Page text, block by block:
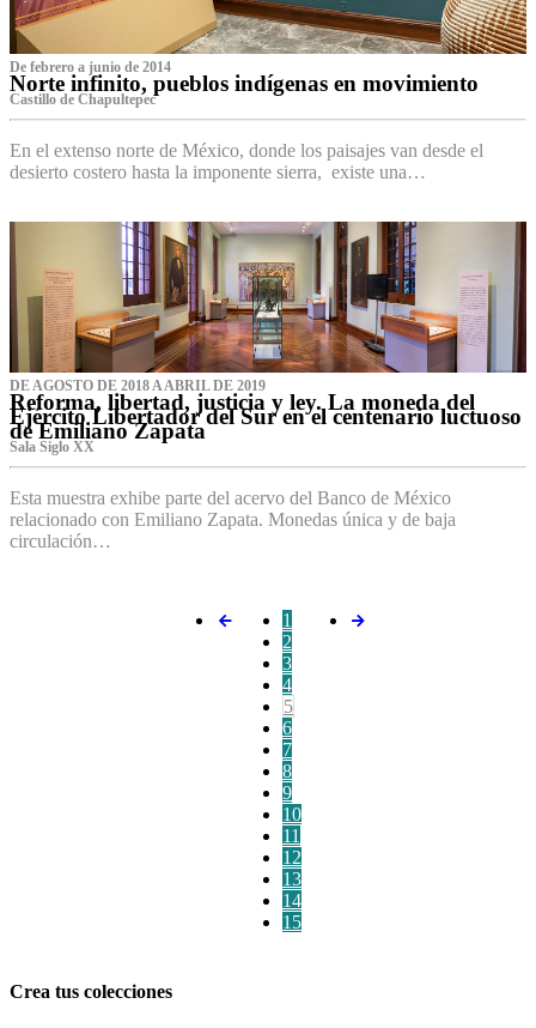
De febrero a junio de 2014
Norte infinito, pueblos indígenas en movimiento
Castillo de Chapultepec
En el extenso norte de México, donde los paisajes van desde el
desierto costero hasta la imponente sierra, existe una…
DE AGOSTO DE 2018 A ABRIL DE 2019
Reforma, libertad, justicia y ley. La moneda del
Ejército Libertador del Sur en el centenario luctuoso
de Emiliano Zapata
Sala Siglo XX
Esta muestra exhibe parte del acervo del Banco de México
relacionado con Emiliano Zapata. Monedas única y de baja
circulación…
1
2
3
4
5
6
7
8
9
10
11
12
13
14
15
Crea tus colecciones